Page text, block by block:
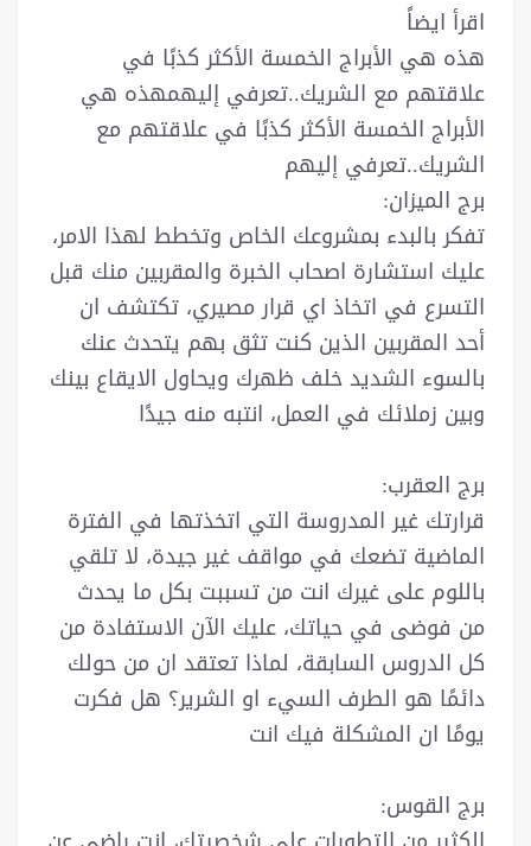
اقرأ ايضاً
هذه هي الأبراج الخمسة الأكثر كذبًا في
علاقتهم مع الشريك..تعرفي إليهمهذه هي
الأبراج الخمسة الأكثر كذبًا في علاقتهم مع
الشريك..تعرفي إليهم
برج الميزان:
تفكر بالبدء بمشروعك الخاص وتخطط لهذا الامر،
عليك استشارة اصحاب الخبرة والمقربين منك قبل
التسرع في اتخاذ اي قرار مصيري، تكتشف ان
أحد المقربين الذين كنت تثق بهم يتحدث عنك
بالسوء الشديد خلف ظهرك ويحاول الايقاع بينك
وبين زملائك في العمل، انتبه منه جيدًا
برج العقرب:
قرارتك غير المدروسة التي اتخذتها في الفترة
الماضية تضعك في مواقف غير جيدة، لا تلقي
باللوم على غيرك انت من تسببت بكل ما يحدث
من فوضى في حياتك، عليك الآن الاستفادة من
كل الدروس السابقة، لماذا تعتقد ان من حولك
دائمًا هو الطرف السيء او الشرير؟ هل فكرت
يومًا ان المشكلة فيك انت
برج القوس: